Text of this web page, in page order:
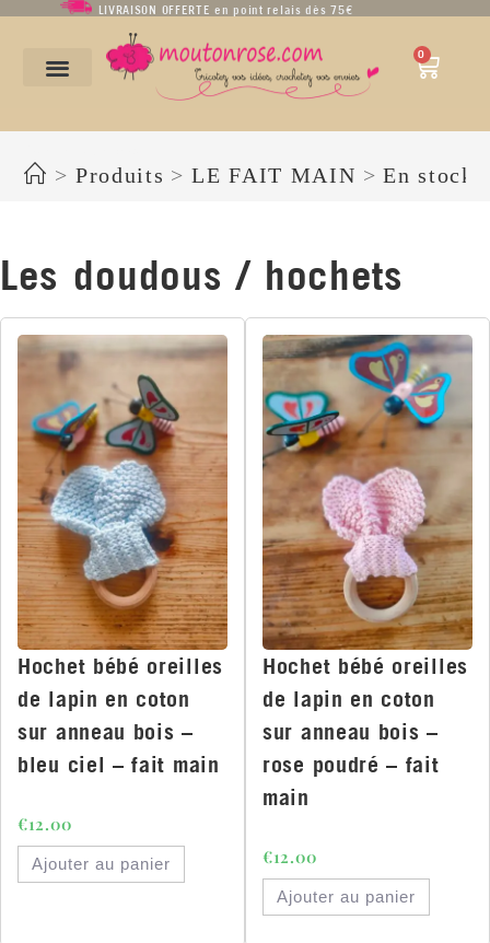
LIVRAISON OFFERTE en point relais dès 75€
0
> Produits > LE FAIT MAIN > En stock
Les doudous / hochets
Hochet bébé oreilles
de lapin en coton
sur anneau bois –
bleu ciel – fait main
€12.00
Ajouter au panier
Hochet bébé oreilles
de lapin en coton
sur anneau bois –
rose poudré – fait
main
€12.00
Ajouter au panier